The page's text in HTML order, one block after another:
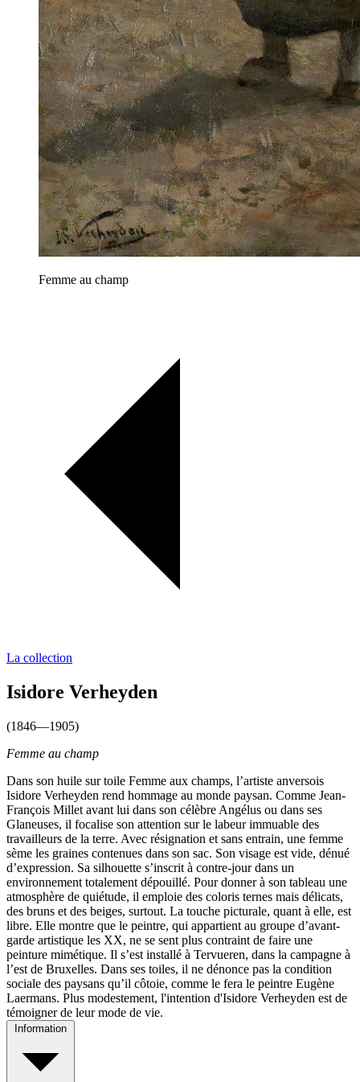
Femme au champ
La collection
Isidore Verheyden
(1846—1905)
Femme au champ
Dans son huile sur toile Femme aux champs, l’artiste anversois
Isidore Verheyden rend hommage au monde paysan. Comme Jean-
François Millet avant lui dans son célèbre Angélus ou dans ses
Glaneuses, il focalise son attention sur le labeur immuable des
travailleurs de la terre. Avec résignation et sans entrain, une femme
sème les graines contenues dans son sac. Son visage est vide, dénué
d’expression. Sa silhouette s’inscrit à contre-jour dans un
environnement totalement dépouillé. Pour donner à son tableau une
atmosphère de quiétude, il emploie des coloris ternes mais délicats,
des bruns et des beiges, surtout. La touche picturale, quant à elle, est
libre. Elle montre que le peintre, qui appartient au groupe d’avant-
garde artistique les XX, ne se sent plus contraint de faire une
peinture mimétique. Il s’est installé à Tervueren, dans la campagne à
l’est de Bruxelles. Dans ses toiles, il ne dénonce pas la condition
sociale des paysans qu’il côtoie, comme le fera le peintre Eugène
Laermans. Plus modestement, l'intention d'Isidore Verheyden est de
témoigner de leur mode de vie.
Information